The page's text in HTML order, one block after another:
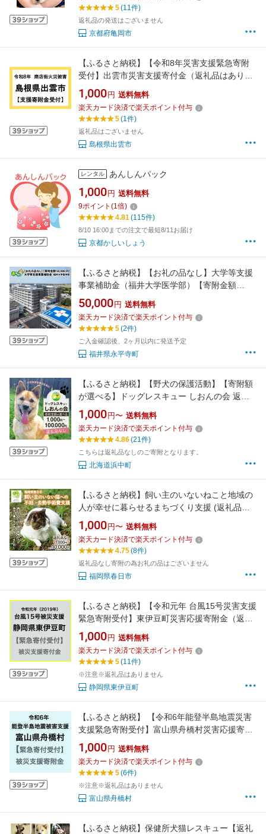
5(11件)
返礼品の発送はございません
京都府亀岡市
【ふるさと納税】【令和8年災害支援緊急寄附
受付】出雲市災害支援寄付金（返礼品はありま
せん）
1,000 円 送料無料
楽天カード決済で楽天ポイント付与
5(1件)
返礼品はございません
島根県出雲市
レンタル あんしんパック
1,000 円 送料無料
9ポイント (1倍)
4.81(115件)
8/10 16:00までの注文で最短8/11お届け
京都かしいしょう
【ふるさと納税】【お礼の品なし】大学等支援
事業補助金（福井大学医学部）【寄附金額
50,000円】 / 永平寺町
50,000 円 送料無料
楽天カード決済で楽天ポイント付与
5(2件)
ご入金確認後、2ヶ月以内に発送予定
福井県永平寺町
【ふるさと納税】【野犬の保護活動】【寄附額
が選べる】ドッグレスキュー しおんの会 返礼
品なし 1,000円 ～ 100,000円 NPO法人 支援 保
護 犬 ドッグ 動物愛護 ペット 愛犬 野良犬 ボラ
ンティア 命を守る 応援 里親 殺処分ゼロ 譲渡
1,000 円〜 送料無料
楽天カード決済で楽天ポイント付与
4.86(21件)
こちらは返礼品なしのご寄附となります。
北海道浜中町
【ふるさと納税】飼い主のいないねこと地域の
人が幸せに暮らせるまちづくり支援 (返礼品な
し) 猫 ねこ 地域猫 支援 TNR活動 去勢
【ksgsn02・ksgsn07・ksgsn08】【福岡県春日
市】
1,000 円〜 送料無料
楽天カード決済で楽天ポイント付与
4.75(8件)
返礼品なし寄附の為お礼の品はございません
福岡県春日市
【ふるさと納税】【令和元年 台風15号災害支援
緊急寄附受付】東伊豆町災害応援寄附金（返礼
品はありません）
1,000 円 送料無料
楽天カード決済で楽天ポイント付与
5(11件)
※注意※返礼品はありません
静岡県東伊豆町
【ふるさと納税】 【令和6年能登半島地震災害
支援緊急寄附受付】富山県舟橋村災害応援寄附
金（返礼品はありません）
1,000 円 送料無料
楽天カード決済で楽天ポイント付与
5(6件)
※注意※返礼品はありません
富山県舟橋村
【ふるさと納税】保健所犬猫レスキュー【返礼